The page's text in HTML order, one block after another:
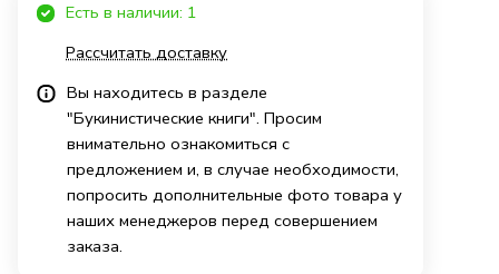
Есть в наличии: 1
Рассчитать доставку
Вы находитесь в разделе
"Букинистические книги". Просим
внимательно ознакомиться с
предложением и, в случае необходимости,
попросить дополнительные фото товара у
наших менеджеров перед совершением
заказа.